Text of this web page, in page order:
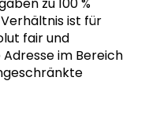
zu 100 %
ist für
fair und
im Bereich